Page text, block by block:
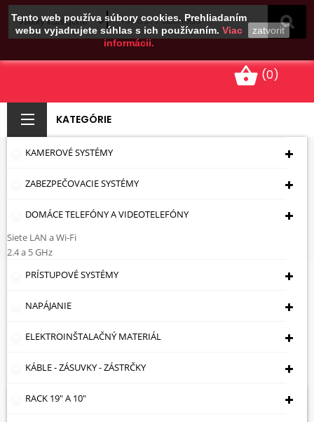
Tento web používa súbory cookies. Prehliadaním
webu vyjadrujete súhlas s ich používaním. Viac
informácii.
zatvoriť
shopping_basket (0)
KATEGÓRIE
KAMEROVÉ SYSTÉMY
ZABEZPEČOVACIE SYSTÉMY
DOMÁCE TELEFÓNY A VIDEOTELEFÓNY
Siete LAN a Wi-Fi
2.4 a 5 GHz
PRÍSTUPOVÉ SYSTÉMY
NAPÁJANIE
ELEKTROINŠTALAČNÝ MATERIÁL
KÁBLE - ZÁSUVKY - ZÁSTRČKY
RACK 19" A 10"
PRIECHODKY A
SPOJKY
Úvodná Stránka
Káble - Zásuvky - Zástrčky
Konektory
Priechodky A Spojky
Cena: vzostupne
Zobrazuje sa 1-9 z 9 položiek
VLOŽIŤ DO KOŠÍKA Skladom